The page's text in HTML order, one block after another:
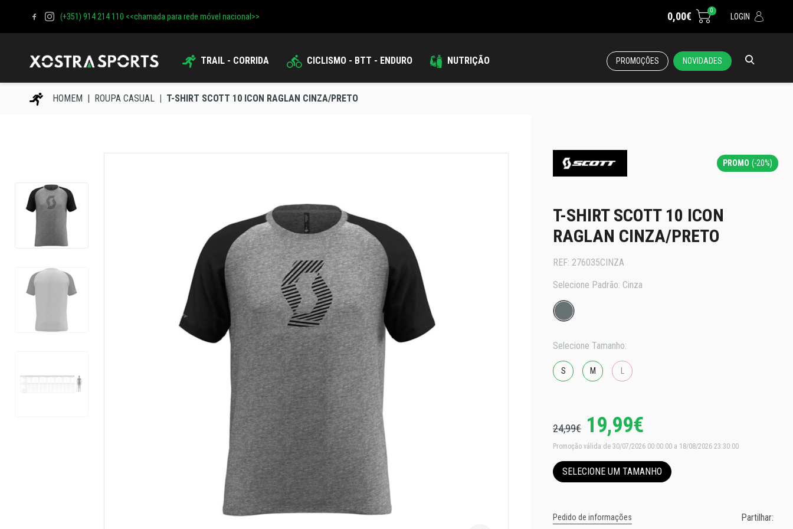
(+351) 914 214 110 <<chamada para rede móvel nacional>> 0,00€ 0
LOGIN
TRAIL - CORRIDA CICLISMO - BTT - ENDURO NUTRIÇÃO PROMOÇÕES NOVIDADES
HOMEM ROUPA CASUAL T-SHIRT SCOTT 10 ICON RAGLAN CINZA/PRETO
PROMO (-20%)
T-SHIRT SCOTT 10 ICON
RAGLAN CINZA/PRETO
REF: 276035CINZA
Selecione Padrão: Cinza
Selecione Tamanho:
S M
24,99€ 19,99€
Promoção válida de 30/07/2026 00:00:00 a 18/08/2026 23:30:00
SELECIONE UM TAMANHO
Pedido de informações Partilhar: